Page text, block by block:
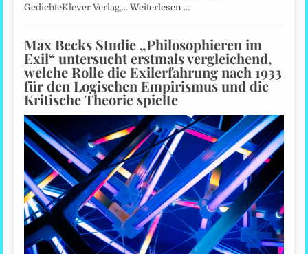
GedichteKlever Verlag,…Weiterlesen …
Max Becks Studie „Philosophieren im
Exil“ untersucht erstmals vergleichend,
welche Rolle die Exilerfahrung nach 1933
für den Logischen Empirismus und die
Kritische Theorie spielte